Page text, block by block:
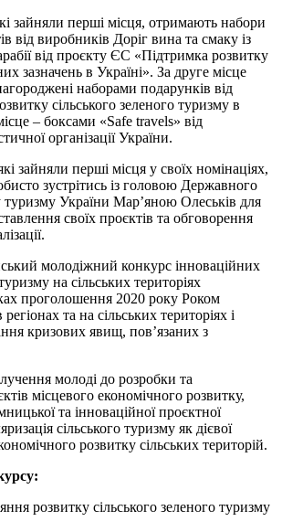
зайняли перші місця, отримають набори
від виробників Доріг вина та смаку із
від проєкту ЄС «Підтримка розвитку
зазначень в Україні». За друге місце
наборами подарунків від
сільського зеленого туризму в
– боксами «Safe travels» від
організації України.
зайняли перші місця у своїх номінаціях,
зустрітись із головою Державного
туризму України Мар’яною Олеськів для
своїх проєктів та обговорення
молодіжний конкурс інноваційних
на сільських територіях
проголошення 2020 року Роком
та на сільських територіях і
кризових явищ, пов’язаних з
молоді до розробки та
місцевого економічного розвитку,
та інноваційної проєктної
сільського туризму як дієвої
розвитку сільських територій.
розвитку сільського зеленого туризму